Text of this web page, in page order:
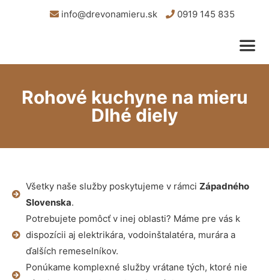
info@drevonamieru.sk 0919 145 835
Rohové kuchyne na mieru
Dlhé diely
Všetky naše služby poskytujeme v rámci Západného
Slovenska.
Potrebujete pomôcť v inej oblasti? Máme pre vás k
dispozícii aj elektrikára, vodoinštalatéra, murára a
ďalších remeselníkov.
Ponúkame komplexné služby vrátane tých, ktoré nie